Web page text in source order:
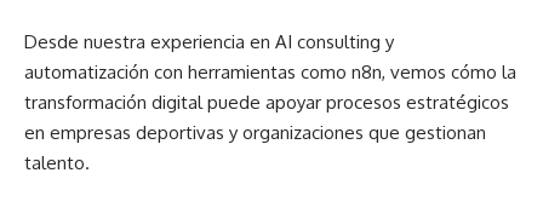
Desde nuestra experiencia en AI consulting y
automatización con herramientas como n8n, vemos cómo la
transformación digital puede apoyar procesos estratégicos
en empresas deportivas y organizaciones que gestionan
talento.